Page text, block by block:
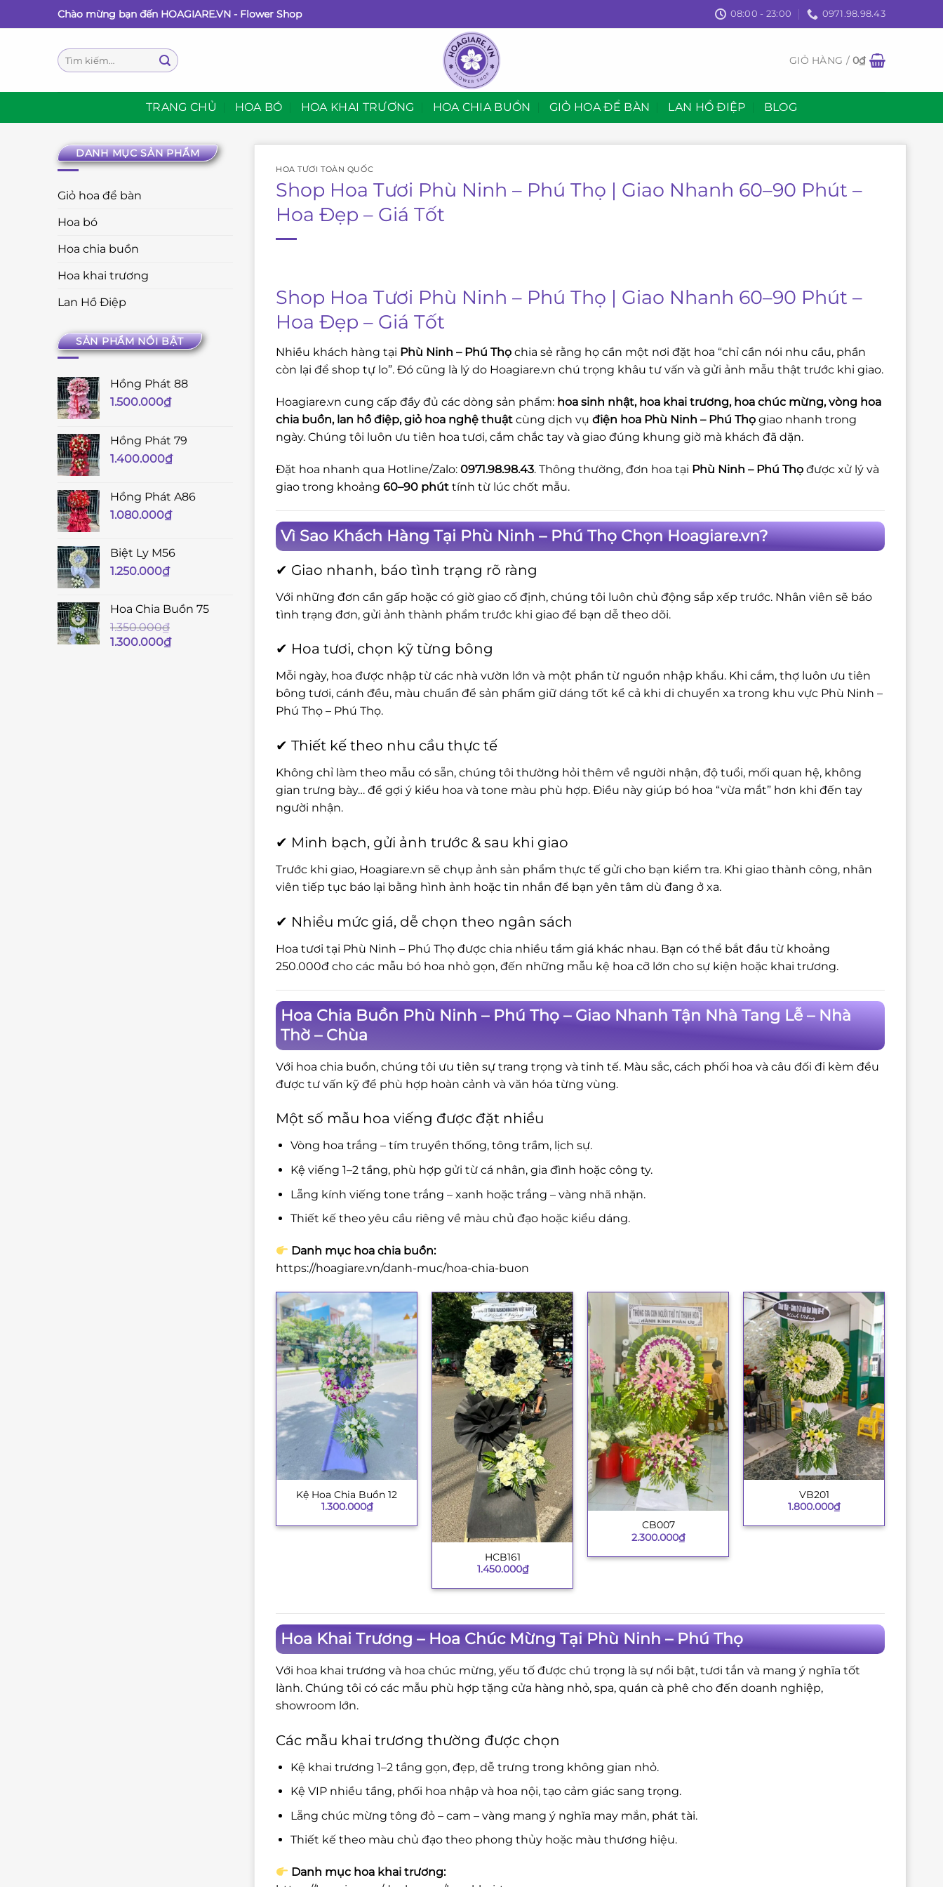
qua
Chào mừng bạn đến HOAGIARE.VN - Flower Shop 08:00 - 23:00 0971.98.98.43
Tìm
kiếm:
GIỎ HÀNG /0₫
TRANG CHỦ HOA BÓ HOA KHAI TRƯƠNG HOA CHIA BUỒN GIỎ HOA ĐỂ BÀN LAN HỒ ĐIỆP BLOG
DANH MỤC SẢN PHẨM
Giỏ hoa để bàn
Hoa bó
Hoa chia buồn
Hoa khai trương
Lan Hồ Điệp
SẢN PHẨM NỔI BẬT
Hồng Phát 88
1.500.000₫
Hồng Phát 79
1.400.000₫
Hồng Phát A86
1.080.000₫
Biệt Ly M56
1.250.000₫
Hoa Chia Buồn 75
1.350.000₫
Giá
1.300.000₫Giá
HOA TƯƠI TOÀN QUỐC
Shop Hoa Tươi Phù Ninh – Phú Thọ | Giao Nhanh 60–90 Phút –
Hoa Đẹp – Giá Tốt
Shop Hoa Tươi Phù Ninh – Phú Thọ | Giao Nhanh 60–90 Phút –
Hoa Đẹp – Giá Tốt
Nhiều khách hàng tại Phù Ninh – Phú Thọ chia sẻ rằng họ cần một nơi đặt hoa “chỉ cần nói nhu cầu, phần
còn lại để shop tự lo”. Đó cũng là lý do Hoagiare.vn chú trọng khâu tư vấn và gửi ảnh mẫu thật trước khi giao.
Hoagiare.vn cung cấp đầy đủ các dòng sản phẩm: hoa sinh nhật, hoa khai trương, hoa chúc mừng, vòng hoa
chia buồn, lan hồ điệp, giỏ hoa nghệ thuật cùng dịch vụ điện hoa Phù Ninh – Phú Thọ giao nhanh trong
ngày. Chúng tôi luôn ưu tiên hoa tươi, cắm chắc tay và giao đúng khung giờ mà khách đã dặn.
Đặt hoa nhanh qua Hotline/Zalo: 0971.98.98.43. Thông thường, đơn hoa tại Phù Ninh – Phú Thọ được xử lý và
giao trong khoảng 60–90 phút tính từ lúc chốt mẫu.
Vì Sao Khách Hàng Tại Phù Ninh – Phú Thọ Chọn Hoagiare.vn?
✔ Giao nhanh, báo tình trạng rõ ràng
Với những đơn cần gấp hoặc có giờ giao cố định, chúng tôi luôn chủ động sắp xếp trước. Nhân viên sẽ báo
tình trạng đơn, gửi ảnh thành phẩm trước khi giao để bạn dễ theo dõi.
✔ Hoa tươi, chọn kỹ từng bông
Mỗi ngày, hoa được nhập từ các nhà vườn lớn và một phần từ nguồn nhập khẩu. Khi cắm, thợ luôn ưu tiên
bông tươi, cánh đều, màu chuẩn để sản phẩm giữ dáng tốt kể cả khi di chuyển xa trong khu vực Phù Ninh –
Phú Thọ – Phú Thọ.
✔ Thiết kế theo nhu cầu thực tế
Không chỉ làm theo mẫu có sẵn, chúng tôi thường hỏi thêm về người nhận, độ tuổi, mối quan hệ, không
gian trưng bày… để gợi ý kiểu hoa và tone màu phù hợp. Điều này giúp bó hoa “vừa mắt” hơn khi đến tay
người nhận.
✔ Minh bạch, gửi ảnh trước & sau khi giao
Trước khi giao, Hoagiare.vn sẽ chụp ảnh sản phẩm thực tế gửi cho bạn kiểm tra. Khi giao thành công, nhân
viên tiếp tục báo lại bằng hình ảnh hoặc tin nhắn để bạn yên tâm dù đang ở xa.
✔ Nhiều mức giá, dễ chọn theo ngân sách
Hoa tươi tại Phù Ninh – Phú Thọ được chia nhiều tầm giá khác nhau. Bạn có thể bắt đầu từ khoảng
250.000đ cho các mẫu bó hoa nhỏ gọn, đến những mẫu kệ hoa cỡ lớn cho sự kiện hoặc khai trương.
Hoa Chia Buồn Phù Ninh – Phú Thọ – Giao Nhanh Tận Nhà Tang Lễ – Nhà
Thờ – Chùa
Với hoa chia buồn, chúng tôi ưu tiên sự trang trọng và tinh tế. Màu sắc, cách phối hoa và câu đối đi kèm đều
được tư vấn kỹ để phù hợp hoàn cảnh và văn hóa từng vùng.
Một số mẫu hoa viếng được đặt nhiều
Vòng hoa trắng – tím truyền thống, tông trầm, lịch sự.
Kệ viếng 1–2 tầng, phù hợp gửi từ cá nhân, gia đình hoặc công ty.
Lẵng kính viếng tone trắng – xanh hoặc trắng – vàng nhã nhặn.
Thiết kế theo yêu cầu riêng về màu chủ đạo hoặc kiểu dáng.
Danh mục hoa chia buồn:
https://hoagiare.vn/danh-muc/hoa-chia-buon
+Kệ Hoa Chia Buồn 12
1.300.000₫
HCB161
1.450.000₫
CB007
2.300.000₫
VB201
1.800.000₫
Hoa Khai Trương – Hoa Chúc Mừng Tại Phù Ninh – Phú Thọ
Với hoa khai trương và hoa chúc mừng, yếu tố được chú trọng là sự nổi bật, tươi tắn và mang ý nghĩa tốt
lành. Chúng tôi có các mẫu phù hợp tặng cửa hàng nhỏ, spa, quán cà phê cho đến doanh nghiệp,
showroom lớn.
Các mẫu khai trương thường được chọn
Kệ khai trương 1–2 tầng gọn, đẹp, dễ trưng trong không gian nhỏ.
Kệ VIP nhiều tầng, phối hoa nhập và hoa nội, tạo cảm giác sang trọng.
Lẵng chúc mừng tông đỏ – cam – vàng mang ý nghĩa may mắn, phát tài.
Thiết kế theo màu chủ đạo theo phong thủy hoặc màu thương hiệu.
Danh mục hoa khai trương: